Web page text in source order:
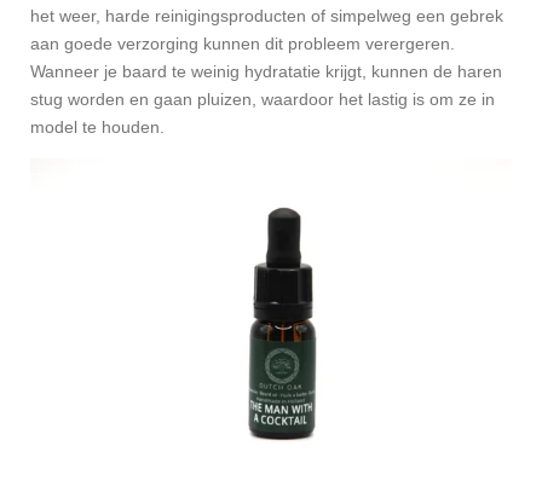
het weer, harde reinigingsproducten of simpelweg een gebrek
aan goede verzorging kunnen dit probleem verergeren.
Wanneer je baard te weinig hydratatie krijgt, kunnen de haren
stug worden en gaan pluizen, waardoor het lastig is om ze in
model te houden.